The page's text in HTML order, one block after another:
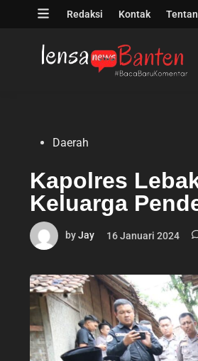
Open
Redaksi Kontak
PostedDaerah
Kapolres
Keluarga
byJay 16 Januari 2024